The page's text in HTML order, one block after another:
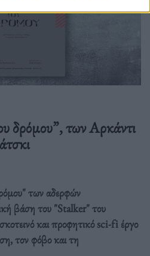
δρόμου”, των Αρκάντι
των αδερφών
βάση του "Stalker" του
και προφητικό sci-fi έργο
τον φόβο και τη